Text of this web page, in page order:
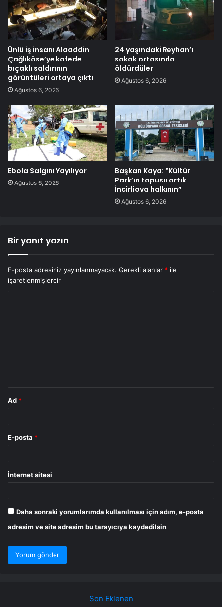
Ünlü iş insanı Alaaddin
Çağlıköse’ye kafede
bıçaklı saldırının
görüntüleri ortaya çıktı
Ağustos 6, 2026
24 yaşındaki Reyhan’ı
sokak ortasında
öldürdüler
Ağustos 6, 2026
Ebola Salgını Yayılıyor
Ağustos 6, 2026
Başkan Kaya: “Kültür
Park’ın tapusu artık
İncirliova halkının”
Ağustos 6, 2026
Bir yanıt yazın
E-posta adresiniz yayınlanmayacak. Gerekli alanlar * ile
işaretlenmişlerdir
Ad *
E-posta *
İnternet sitesi
Daha sonraki yorumlarımda kullanılması için adım, e-posta
adresim ve site adresim bu tarayıcıya kaydedilsin.
Son Eklenen